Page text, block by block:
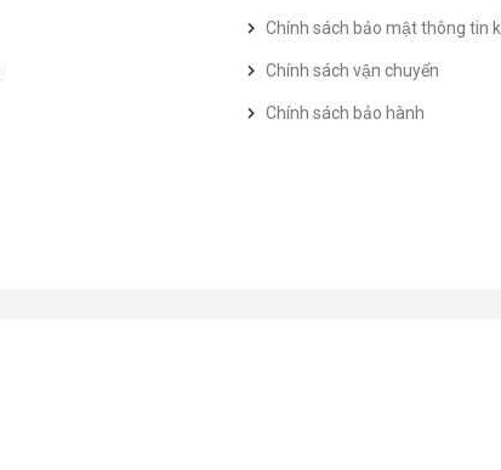
Chính sách bảo mật thông tin
Chính sách vận chuyển
Chính sách bảo hành